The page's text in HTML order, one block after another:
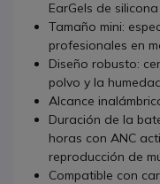
EarGels de silicona
Tamaño mini:
profesionales en
Diseño robusto:
polvo y la
Alcance
Duración de la
horas con ANC
reproducción de
Compatible con